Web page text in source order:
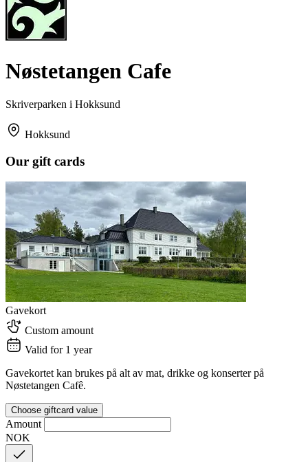
Nøstetangen Cafe
Skriverparken i Hokksund
Hokksund
Our gift cards
Gavekort
Custom amount
Valid for 1 year
Gavekortet kan brukes på alt av mat, drikke og konserter på
Nøstetangen Cafê.
Choose giftcard value
Amount
NOK